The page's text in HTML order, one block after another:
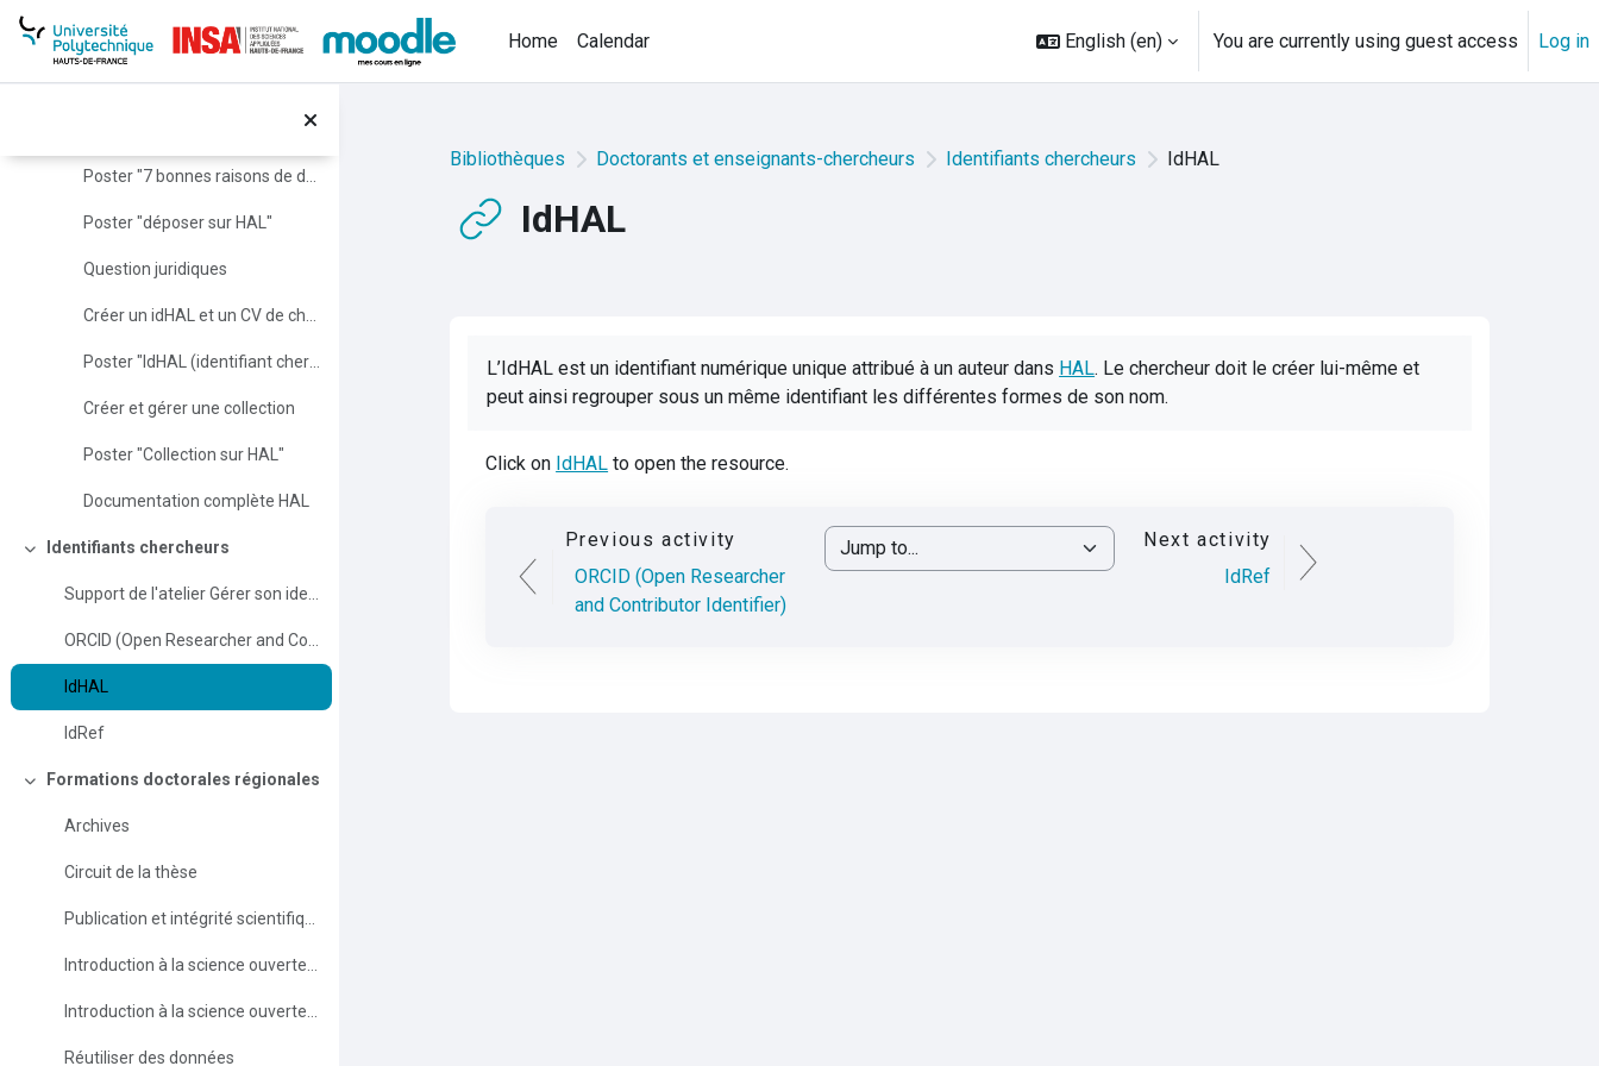
Skip to main content
Home
Calendar English ‎(en)‎ You are currently using guest access Log in
Portail HAL-UPHF
Poster "7 bonnes raisons de déposer sur HAL"
Poster "déposer sur HAL"
Question juridiques
Créer un idHAL et un CV de chercheur
Poster "IdHAL (identifiant chercheur)"
Créer et gérer une collection
Poster "Collection sur HAL"
Documentation complète HAL
Collapse
Identifiants chercheurs
Support de l'atelier Gérer son identité numérique de chercheur.se
ORCID (Open Researcher and Contributor Identifier)
IdHAL
IdRef
Collapse
Formations doctorales régionales
Archives
Circuit de la thèse
Publication et intégrité scientifique
Introduction à la science ouverte (français)
Introduction à la science ouverte (anglais)
Réutiliser des données
Bibliothèques Doctorants et enseignants-chercheurs Identifiants chercheurs IdHAL
IdHAL
L’IdHAL est un identifiant numérique unique attribué à un auteur dans HAL. Le chercheur doit le créer lui-même et
peut ainsi regrouper sous un même identifiant les différentes formes de son nom.
Click on IdHAL to open the resource.
Previous activity
ORCID (Open Researcher
and Contributor Identifier)
Jump to...
Next activity
IdRef